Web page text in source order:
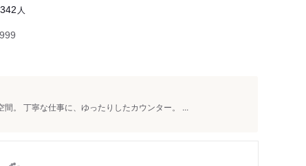
人
。 丁寧な仕事に、ゆったりしたカウンター。 ...